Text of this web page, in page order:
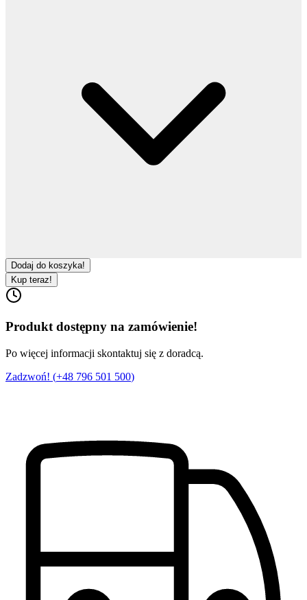
Dodaj do koszyka!
Kup teraz!
Produkt dostępny na zamówienie!
Po więcej informacji skontaktuj się z doradcą.
Zadzwoń! (+48 796 501 500)